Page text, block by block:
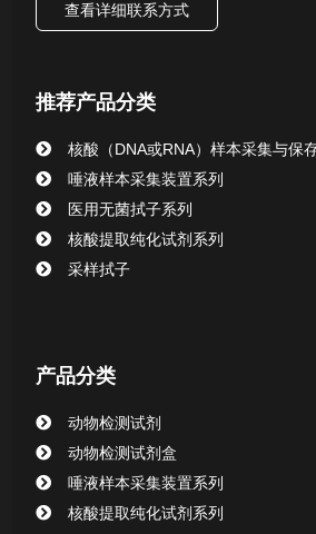
唾液样本采集装置系列
清洁验证棉签系列
动物检测试剂
查看详细联系方式
推荐产品分类
核酸（DNA或RNA）样本采集与保
唾液样本采集装置系列
医用无菌拭子系列
核酸提取纯化试剂系列
采样拭子
产品分类
动物检测试剂
动物检测试剂盒
唾液样本采集装置系列
核酸提取纯化试剂系列